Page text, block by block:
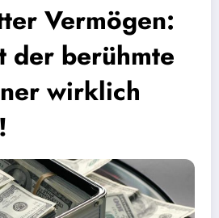
Vermögen:
der berühmte
wirklich